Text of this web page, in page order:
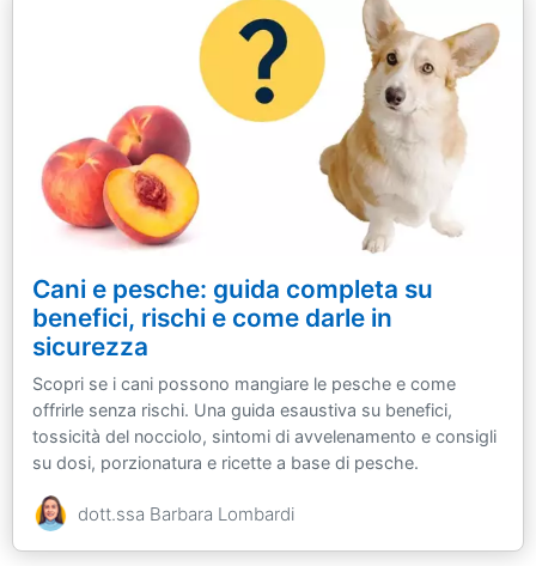
Cani e pesche: guida completa su
benefici, rischi e come darle in
sicurezza
Scopri se i cani possono mangiare le pesche e come
offrirle senza rischi. Una guida esaustiva su benefici,
tossicità del nocciolo, sintomi di avvelenamento e consigli
su dosi, porzionatura e ricette a base di pesche.
dott.ssa Barbara Lombardi